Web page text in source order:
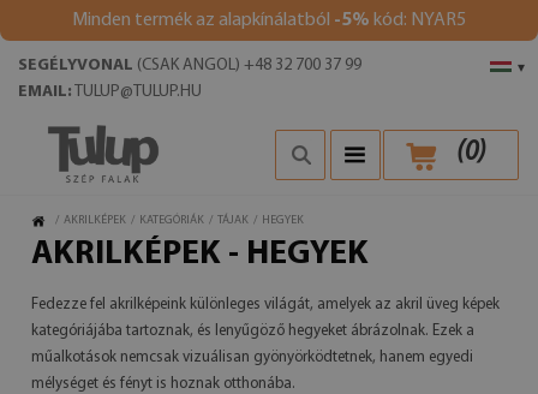
Minden termék az alapkínálatból -5% kód: NYAR5
▾
SEGÉLYVONAL (CSAK ANGOL) +48 32 700 37 99
EMAIL: TULUP@TULUP.HU
(0)
/ AKRILKÉPEK / KATEGÓRIÁK / TÁJAK / HEGYEK
AKRILKÉPEK - HEGYEK
Fedezze fel akrilképeink különleges világát, amelyek az akril üveg képek
kategóriájába tartoznak, és lenyűgöző hegyeket ábrázolnak. Ezek a
műalkotások nemcsak vizuálisan gyönyörködtetnek, hanem egyedi
mélységet és fényt is hoznak otthonába.